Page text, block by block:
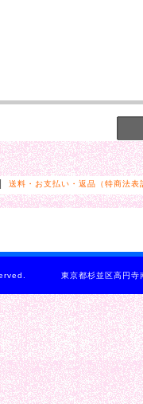
送料・お支払い・返品（特商法表
東京都杉並区高円寺